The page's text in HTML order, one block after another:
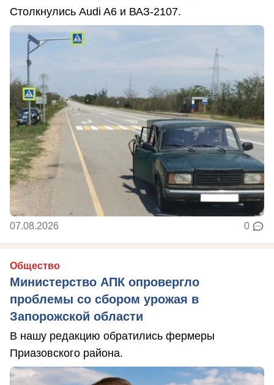
Столкнулись Audi A6 и ВАЗ-2107.
07.08.2026 0
Общество
Министерство АПК опровергло
проблемы со сбором урожая в
Запорожской области
В нашу редакцию обратились фермеры
Приазовского района.